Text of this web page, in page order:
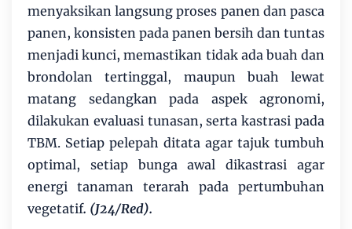
menyaksikan langsung proses panen dan pasca
panen, konsisten pada panen bersih dan tuntas
menjadi kunci, memastikan tidak ada buah dan
brondolan tertinggal, maupun buah lewat
matang sedangkan pada aspek agronomi,
dilakukan evaluasi tunasan, serta kastrasi pada
TBM. Setiap pelepah ditata agar tajuk tumbuh
optimal, setiap bunga awal dikastrasi agar
energi tanaman terarah pada pertumbuhan
vegetatif. (J24/Red).